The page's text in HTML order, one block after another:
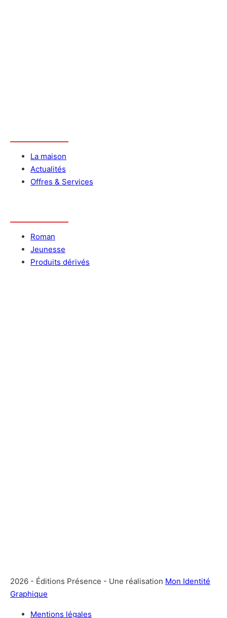
La maison
Actualités
Offres & Services
Roman
Jeunesse
Produits dérivés
2026 - Éditions Présence - Une réalisation Mon Identité
Graphique
Mentions légales